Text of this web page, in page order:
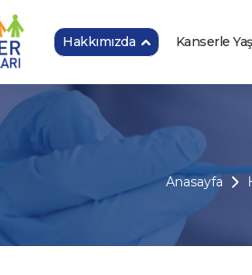
Hakkımızda Kanserle
Anasayfa